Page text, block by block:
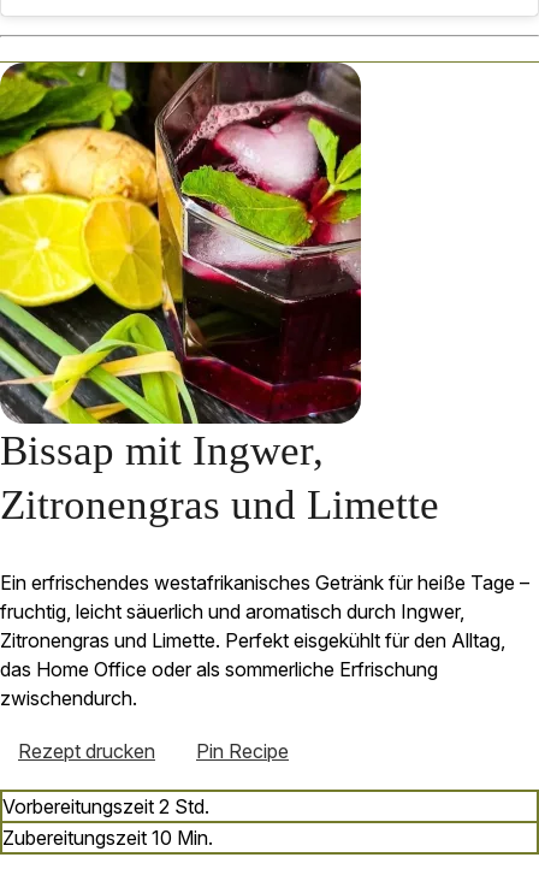
Bissap mit Ingwer,
Zitronengras und Limette
Ein erfrischendes westafrikanisches Getränk für heiße Tage –
fruchtig, leicht säuerlich und aromatisch durch Ingwer,
Zitronengras und Limette. Perfekt eisgekühlt für den Alltag,
das Home Office oder als sommerliche Erfrischung
zwischendurch.
Rezept drucken Pin Recipe
Vorbereitungszeit 2 Stunden
Std.
Zubereitungszeit 10 Minuten
Min.